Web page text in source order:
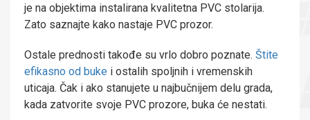
je na objektima instalirana kvalitetna PVC stolarija.
Zato saznajte kako nastaje PVC prozor.
Ostale prednosti takođe su vrlo dobro poznate. Štite
efikasno od buke i ostalih spoljnih i vremenskih
uticaja. Čak i ako stanujete u najbučnijem delu grada,
kada zatvorite svoje PVC prozore, buka će nestati.